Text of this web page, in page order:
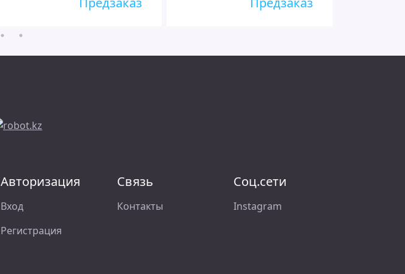
Авторизация
Вход
Регистрация
Связь
Контакты
Соц.сети
Instagram